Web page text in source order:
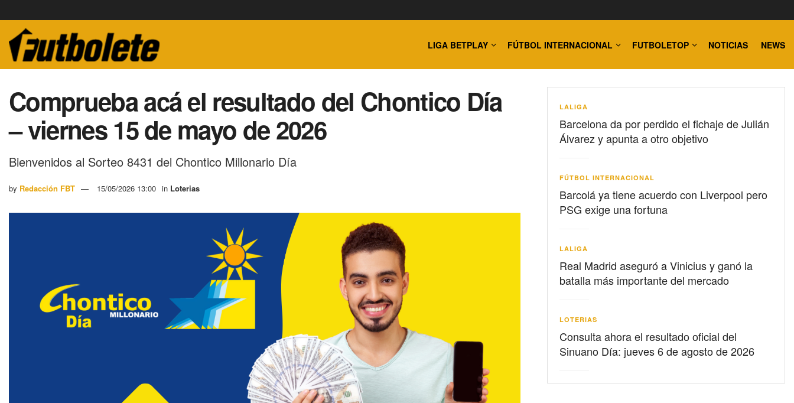
LIGA BETPLAY FÚTBOL INTERNACIONAL FUTBOLETOP NOTICIAS NEWS
Comprueba acá el resultado del Chontico Día
– viernes 15 de mayo de 2026
Bienvenidos al Sorteo 8431 del Chontico Millonario Día
by Redacción FBT 15/05/2026 13:00 in Loterias
LALIGA
Barcelona da por perdido el fichaje de Julián
Álvarez y apunta a otro objetivo
FÚTBOL INTERNACIONAL
Barcolá ya tiene acuerdo con Liverpool pero
PSG exige una fortuna
LALIGA
Real Madrid aseguró a Vinicius y ganó la
batalla más importante del mercado
LOTERIAS
Consulta ahora el resultado oficial del
Sinuano Día: jueves 6 de agosto de 2026